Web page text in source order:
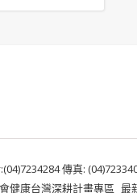
傳真:
健康台灣深耕計畫專區 最